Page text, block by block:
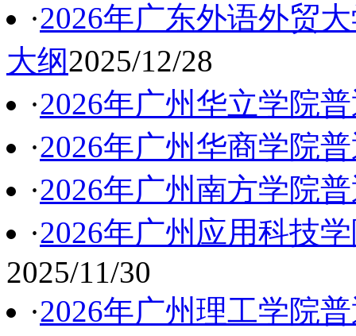
·2026年广东外语外贸
大纲2025/12/28
·2026年广州华立学院
·2026年广州华商学院
·2026年广州南方学院
·2026年广州应用科技
2025/11/30
·2026年广州理工学院